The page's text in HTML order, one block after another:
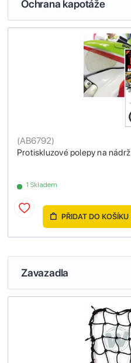
Ochrana kapotáže
Protiskluzové polepy na nádrž
(AB6792)
1 Skladem
PŘIDAT DO KOŠÍKU
Zavazadla